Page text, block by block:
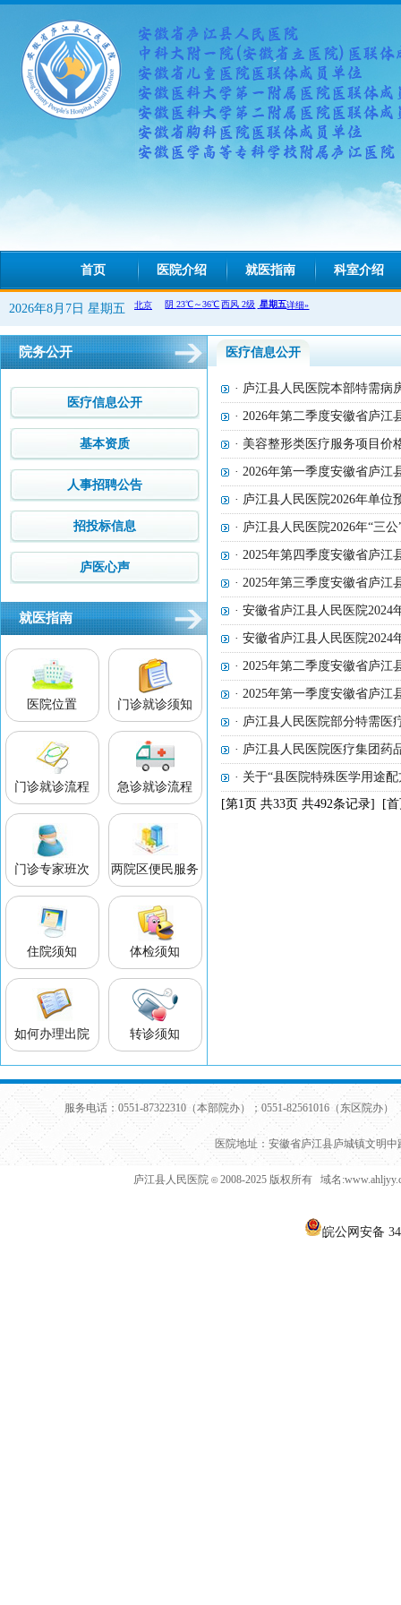
首页 医院介绍 就医指南 科室介绍
2026年8月7日 星期五
院务公开
医疗信息公开
基本资质
人事招聘公告
招投标信息
庐医心声
就医指南
医院位置 门诊就诊须知
门诊就诊流程 急诊就诊流程
门诊专家班次 两院区便民服务
住院须知 体检须知
如何办理出院 转诊须知
医疗信息公开
· 庐江县人民医院本部特需病
· 2026年第二季度安徽省庐
· 美容整形类医疗服务项目价
· 2026年第一季度安徽省庐
· 庐江县人民医院2026年单位
· 庐江县人民医院2026年“三
· 2025年第四季度安徽省庐
· 2025年第三季度安徽省庐
· 安徽省庐江县人民医院
· 安徽省庐江县人民医院2024
· 2025年第二季度安徽省庐
· 2025年第一季度安徽省庐
· 庐江县人民医院部分特需医
· 庐江县人民医院医疗集团药
· 关于“县医院特殊医学用途
[第1页 共33页 共492条记录] [
服务电话：0551-87322310（本部院办）；0551-82561016（东区院办
医院地址：安徽省庐江县庐城镇文明
庐江县人民医院 © 2008-2025 版权所有 域名
皖公网安备